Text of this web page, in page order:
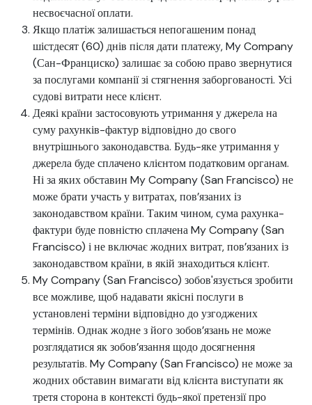
несвоєчасної оплати.
Якщо платіж залишається непогашеним понад
шістдесят (60) днів після дати платежу, My Company
(Сан-Франциско) залишає за собою право звернутися
за послугами компанії зі стягнення заборгованості. Усі
судові витрати несе клієнт.
Деякі країни застосовують утримання у джерела на
суму рахунків-фактур відповідно до свого
внутрішнього законодавства. Будь-яке утримання у
джерела буде сплачено клієнтом податковим органам.
Ні за яких обставин My Company (San Francisco) не
може брати участь у витратах, пов’язаних із
законодавством країни. Таким чином, сума рахунка-
фактури буде повністю сплачена My Company (San
Francisco) і не включає жодних витрат, пов’язаних із
законодавством країни, в якій знаходиться клієнт.
My Company (San Francisco) зобов'язується зробити
все можливе, щоб надавати якісні послуги в
установлені терміни відповідно до узгоджених
термінів. Однак жодне з його зобов’язань не може
розглядатися як зобов’язання щодо досягнення
результатів. My Company (San Francisco) не може за
жодних обставин вимагати від клієнта виступати як
третя сторона в контексті будь-якої претензії про